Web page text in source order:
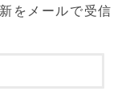
をメールで受信